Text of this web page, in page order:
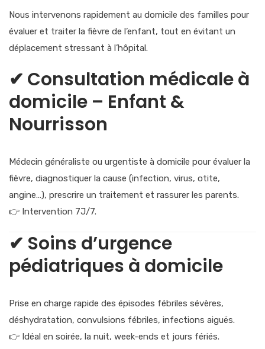
Nous intervenons rapidement au domicile des familles pour
évaluer et traiter la fièvre de l’enfant, tout en évitant un
déplacement stressant à l’hôpital.
✔ Consultation médicale à
domicile – Enfant &
Nourrisson
Médecin généraliste ou urgentiste à domicile pour évaluer la
fièvre, diagnostiquer la cause (infection, virus, otite,
angine…), prescrire un traitement et rassurer les parents.
👉 Intervention 7J/7.
✔ Soins d’urgence
pédiatriques à domicile
Prise en charge rapide des épisodes fébriles sévères,
déshydratation, convulsions fébriles, infections aiguës.
👉 Idéal en soirée, la nuit, week-ends et jours fériés.